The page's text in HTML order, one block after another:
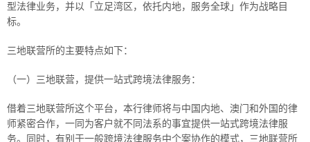
型法律业务，并以「立足湾区，依托内地，服务全球」作为战略目
标。
三地联营所的主要特点如下：
（一）三地联营，提供一站式跨境法律服务：
借着三地联营所这个平台，本行律师将与中国内地、澳门和外国的律
师紧密合作，一同为客户就不同法系的事宜提供一站式跨境法律服
务。同时，有别于一般跨境法律服务中个案协作的模式，三地联营所